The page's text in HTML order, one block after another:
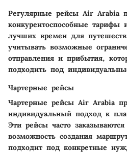
Регулярные рейсы Air Arabia
конкурентоспособные тарифы
лучших времен для
учитывать возможные
отправления и прибытия,
подходить под
Чартерные рейсы
Чартерные рейсы Air Arabia
индивидуальный подход к
Эти рейсы часто
возможность создания
подходит под конкретные